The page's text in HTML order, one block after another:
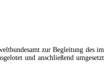
zur Begleitung des im
und anschließend umgesetzt